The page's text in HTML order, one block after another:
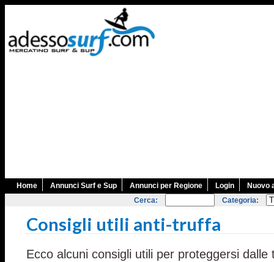
Home Annunci Surf e Sup Annunci per Regione Login
Nuovo
Cerca:
Categoria:
Consigli utili anti-truffa
Ecco alcuni consigli utili per proteggersi